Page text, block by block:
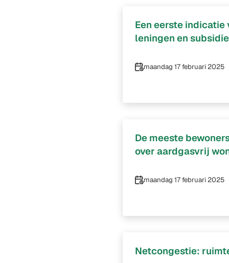
Een eerste indicatie
leningen en
Datum
maandag 17 februari 2025
De meeste
over aardgasvrij
Datum
maandag 17 februari 2025
Netcongestie: